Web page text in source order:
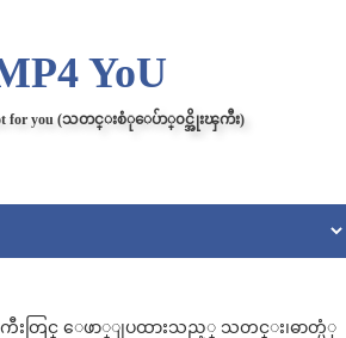
YoU
for you (သတင္းစံုေပ်ာ္၀င္အိုးၾကီး)
းတြင္ ေဖာ္ျပထားသည့္ သတင္း၊ဓာတ္ပံု